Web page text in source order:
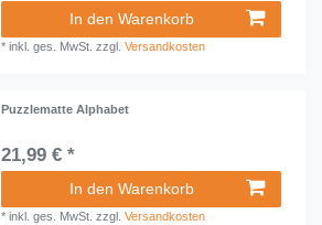
In den Warenkorb
*inkl. ges. MwSt. zzgl.Versandkosten
Puzzlematte Alphabet
21,99 € *
In den Warenkorb
*inkl. ges. MwSt. zzgl.Versandkosten